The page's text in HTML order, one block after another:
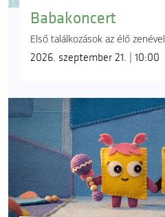
Babakoncert
Első találkozások az élő zenével
2026. szeptember 21. | 10:00